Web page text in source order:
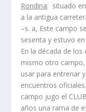
Rondina: situado
a la antigua
–s. a, Este campo
sesenta y estuvo
En la década de
mismo otro
usar para entrenar
encuentros
campo jugo el
años una rama de